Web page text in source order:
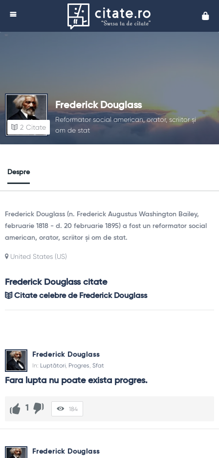
Frederick Douglass
Reformator social american, orator, scriitor și
om de stat
2 Citate
Despre
Frederick Douglass (n. Frederick Augustus Washington Bailey,
februarie 1818 - d. 20 februarie 1895) a fost un reformator social
american, orator, scriitor și om de stat.
United States (US)
Frederick Douglass citate
Citate celebre de Frederick Douglass
Frederick Douglass
In: Luptători, Progres, Sfat
Fara lupta nu poate exista progres.
1 184
Frederick Douglass